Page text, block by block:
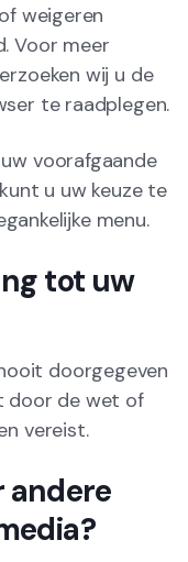
weigeren
Voor meer
wij u de
te raadplegen.
voorafgaande
u uw keuze te
menu.
tot uw
doorgegeven
door de wet of
vereist.
andere